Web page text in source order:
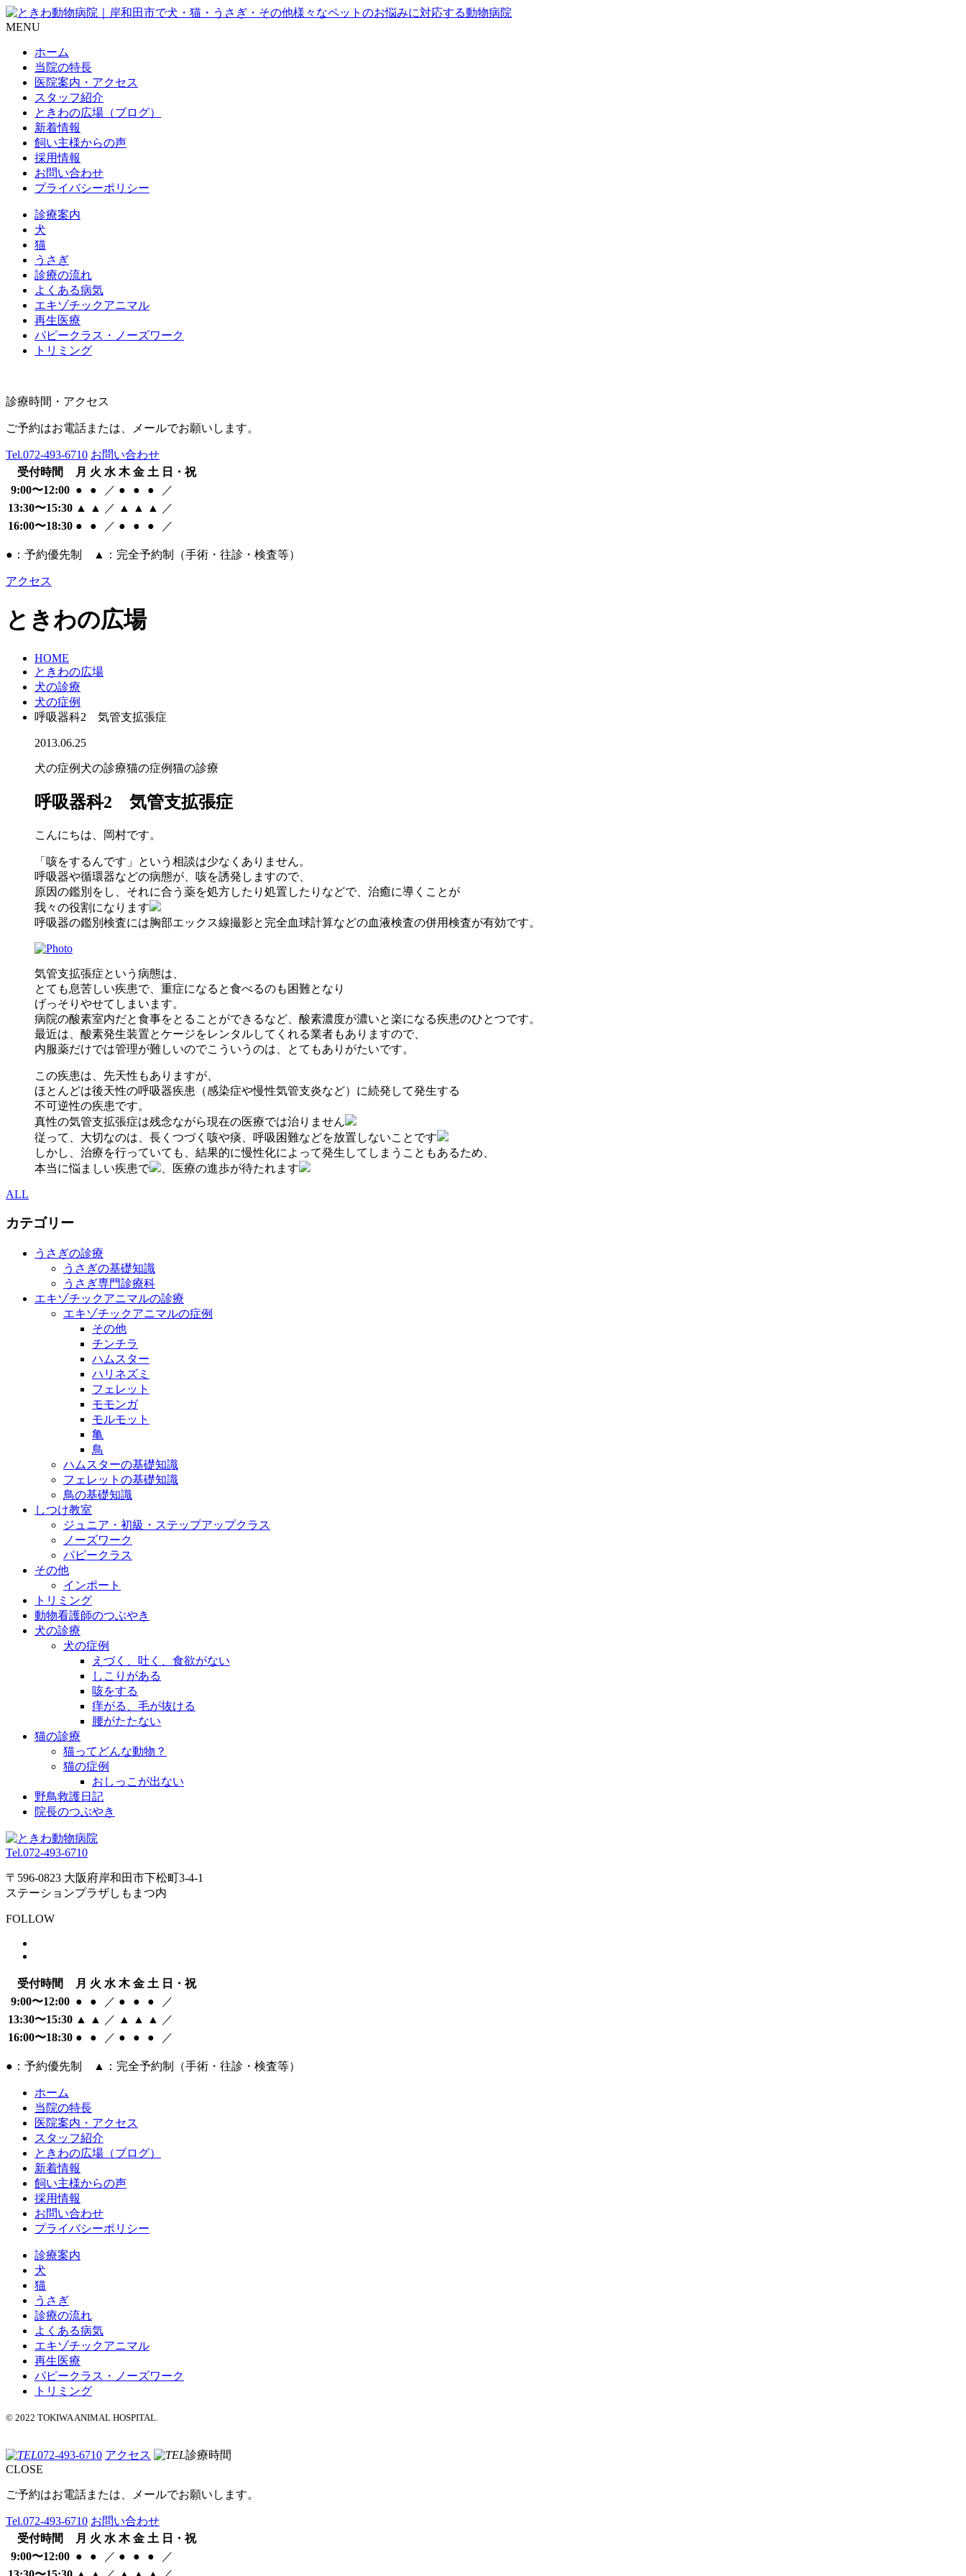
MENU
ホーム
当院の特長
医院案内・アクセス
スタッフ紹介
ときわの広場（ブログ）
新着情報
飼い主様からの声
採用情報
お問い合わせ
プライバシーポリシー
診療案内
犬
猫
うさぎ
診療の流れ
よくある病気
エキゾチックアニマル
再生医療
パピークラス・ノーズワーク
トリミング
診療時間・アクセス
ご予約はお電話または、メールでお願いします。
Tel.072-493-6710 お問い合わせ
受付時間
月 火 水 木 金 土 日・祝
9:00〜12:00 ● ● ／ ● ● ●
／
13:30〜15:30 ▲ ▲ ／ ▲ ▲ ▲
／
16:00〜18:30 ● ● ／ ● ● ● ／
●：予約優先制 ▲：完全予約制（手術・往診・検査等）
アクセス
ときわの広場
HOME
ときわの広場
犬の診療
犬の症例
呼吸器科2 気管支拡張症
2013.06.25
犬の症例 犬の診療猫の症例猫の診療
呼吸器科2 気管支拡張症
こんにちは、岡村です。
「咳をするんです」という相談は少なくありません。
呼吸器や循環器などの病態が、咳を誘発しますので、
原因の鑑別をし、それに合う薬を処方したり処置したりなどで、治癒に導くことが
我々の役割になります
呼吸器の鑑別検査には胸部エックス線撮影と完全血球計算などの血液検査の併用検査が有効です。
気管支拡張症という病態は、
とても息苦しい疾患で、重症になると食べるのも困難となり
げっそりやせてしまいます。
病院の酸素室内だと食事をとることができるなど、酸素濃度が濃いと楽になる疾患のひとつです。
最近は、酸素発生装置とケージをレンタルしてくれる業者もありますので、
内服薬だけでは管理が難しいのでこういうのは、とてもありがたいです。
この疾患は、先天性もありますが、
ほとんどは後天性の呼吸器疾患（感染症や慢性気管支炎など）に続発して発生する
不可逆性の疾患です。
真性の気管支拡張症は残念ながら現在の医療では治りません
従って、大切なのは、長くつづく咳や痰、呼吸困難などを放置しないことです
しかし、治療を行っていても、結果的に慢性化によって発生してしまうこともあるため、
本当に悩ましい疾患で
、医療の進歩が待たれます
ALL
カテゴリー
うさぎの診療
うさぎの基礎知識
うさぎ専門診療科
エキゾチックアニマルの診療
エキゾチックアニマルの症例
その他
チンチラ
ハムスター
ハリネズミ
フェレット
モモンガ
モルモット
亀
鳥
ハムスターの基礎知識
フェレットの基礎知識
鳥の基礎知識
しつけ教室
ジュニア・初級・ステップアップクラス
ノーズワーク
パピークラス
その他
インポート
トリミング
動物看護師のつぶやき
犬の診療
犬の症例
えづく、吐く、食欲がない
しこりがある
咳をする
痒がる、毛が抜ける
腰がたたない
猫の診療
猫ってどんな動物？
猫の症例
おしっこが出ない
野鳥救護日記
院長のつぶやき
Tel.072-493-6710
〒596-0823 大阪府岸和田市下松町3-4-1
ステーションプラザしもまつ内
FOLLOW
受付時間 月 火 水 木 金 土 日・祝
9:00〜12:00 ● ● ／ ● ● ●
／
13:30〜15:30 ▲ ▲ ／ ▲ ▲ ▲
／
16:00〜18:30 ● ● ／ ● ● ● ／
●：予約優先制 ▲：完全予約制（手術・往診・検査等）
ホーム
当院の特長
医院案内・アクセス
スタッフ紹介
ときわの広場（ブログ）
新着情報
飼い主様からの声
採用情報
お問い合わせ
プライバシーポリシー
診療案内
犬
猫
うさぎ
診療の流れ
よくある病気
エキゾチックアニマル
再生医療
パピークラス・ノーズワーク
トリミング
© 2022 TOKIWA ANIMAL HOSPITAL.
072-493-6710 アクセス
診療時間
CLOSE
ご予約はお電話または、メールでお願いします。
Tel.072-493-6710 お問い合わせ
受付時間
月 火 水 木 金 土 日・祝
9:00〜12:00 ● ● ／ ● ● ●
／